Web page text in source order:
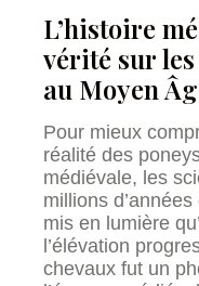
L’histoire
vérité sur
au Moyen
Pour mieux
réalité des
médiévale, les
millions
mis en lumière
l’élévation
chevaux fut un